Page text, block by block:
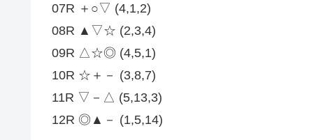
07R ＋○▽ (4,1,2)
08R ▲▽☆ (2,3,4)
09R △☆◎ (4,5,1)
10R ☆＋－ (3,8,7)
11R ▽－△ (5,13,3)
12R ◎▲－ (1,5,14)